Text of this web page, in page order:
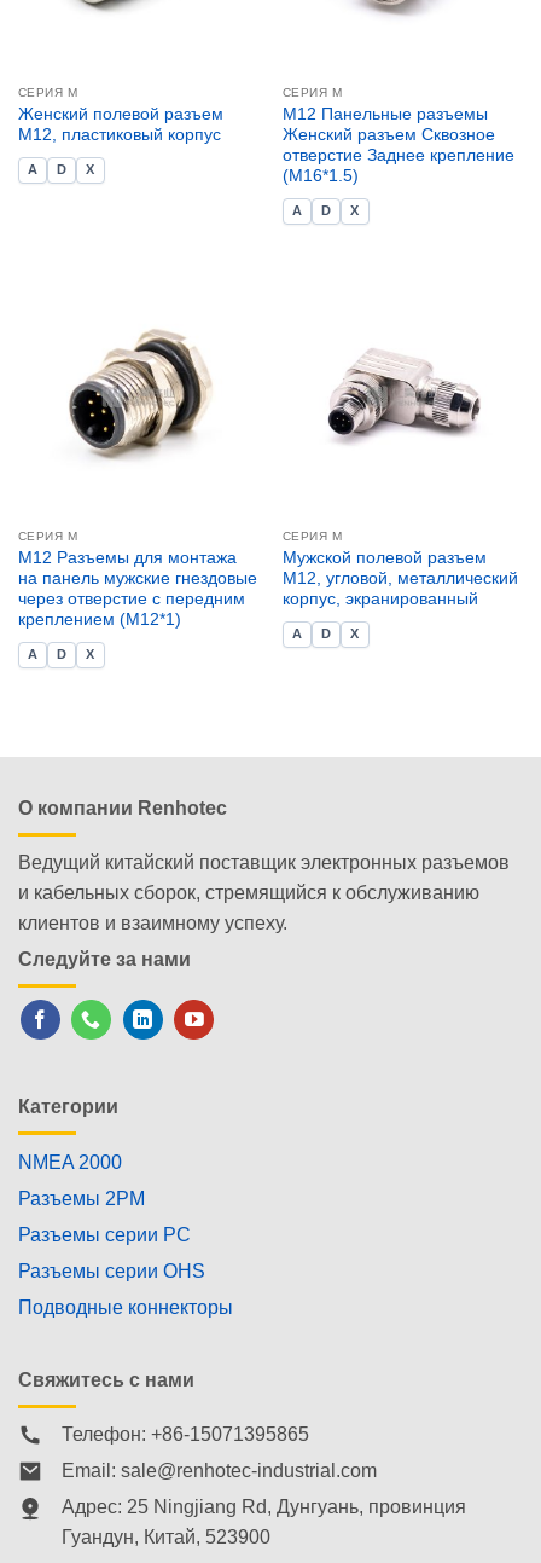
СЕРИЯ М
Женский полевой разъем
M12, пластиковый корпус
A D X
СЕРИЯ М
M12 Панельные разъемы
Женский разъем Сквозное
отверстие Заднее крепление
(M16*1.5)
A D X
СЕРИЯ М
M12 Разъемы для монтажа
на панель мужские гнездовые
через отверстие с передним
креплением (M12*1)
A D X
СЕРИЯ М
Мужской полевой разъем
M12, угловой, металлический
корпус, экранированный
A D X
О компании Renhotec
Ведущий китайский поставщик электронных разъемов
и кабельных сборок, стремящийся к обслуживанию
клиентов и взаимному успеху.
Следуйте за нами
Категории
NMEA 2000
Разъемы 2PM
Разъемы серии PC
Разъемы серии OHS
Подводные коннекторы
Свяжитесь с нами
Телефон: +86-15071395865
Email: sale@renhotec-industrial.com
Адрес: 25 Ningjiang Rd, Дунгуань, провинция
Гуандун, Китай, 523900